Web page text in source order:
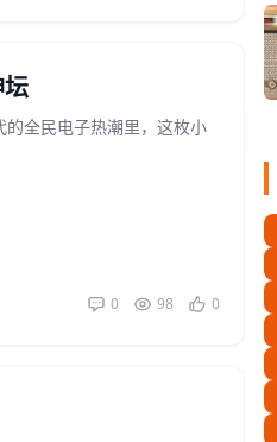
全民电子热潮里，这枚小
0 98 0